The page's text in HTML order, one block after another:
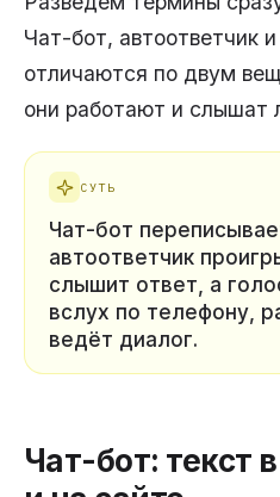
Чат-бот, автоответчик
отличаются по двум
они работают и слышат
СУТЬ
Чат-бот
автоответчик
слышит ответ, а
вслух по телефону,
ведёт диалог.
Чат-бот: текст